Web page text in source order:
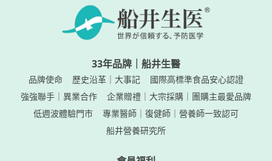
33年品牌｜船井生醫
品牌使命 歷史沿革｜大事記
國際高標準食品安心認證
強強聯手｜異業合作
企業贈禮｜大宗採購｜團購主最愛品牌
低週波體驗門市
專業醫師｜復健師｜營養師一致認可
船井營養研究所